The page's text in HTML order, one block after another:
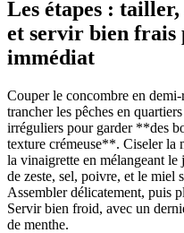
Les étapes : tailler,
et servir bien frais
immédiat
Couper le concombre en
trancher les pêches en
irréguliers pour garder **des
texture crémeuse**. Ciseler la
la vinaigrette en mélangeant
de zeste, sel, poivre, et le miel
Assembler délicatement, puis
Servir bien froid, avec un
de menthe.